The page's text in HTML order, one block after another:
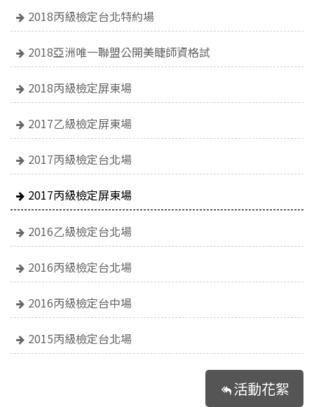
2018丙級檢定台北特約場
2018亞洲唯一聯盟公開美睫師資格試
2018丙級檢定屏東場
2017乙級檢定屏東場
2017丙級檢定台北場
2017丙級檢定屏東場
2016乙級檢定台北場
2016丙級檢定台北場
2016丙級檢定台中場
2015丙級檢定台北場
活動花絮